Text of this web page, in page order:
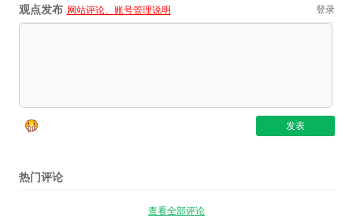
观点发布 网站评论、账号管理说明 登录
热门评论
查看全部评论